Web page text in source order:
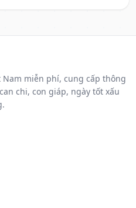
miễn phí, cung cấp thông
chi, con giáp, ngày tốt xấu